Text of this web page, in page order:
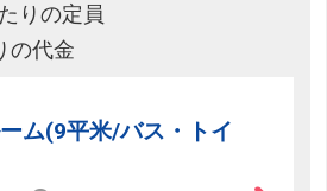
りの定員
の代金
ム(9平米/バス・トイ